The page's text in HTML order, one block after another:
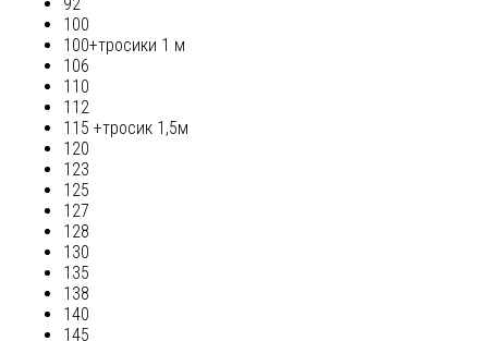
92
100
100+тросики 1 м
106
110
112
115 +тросик 1,5м
120
123
125
127
128
130
135
138
140
145